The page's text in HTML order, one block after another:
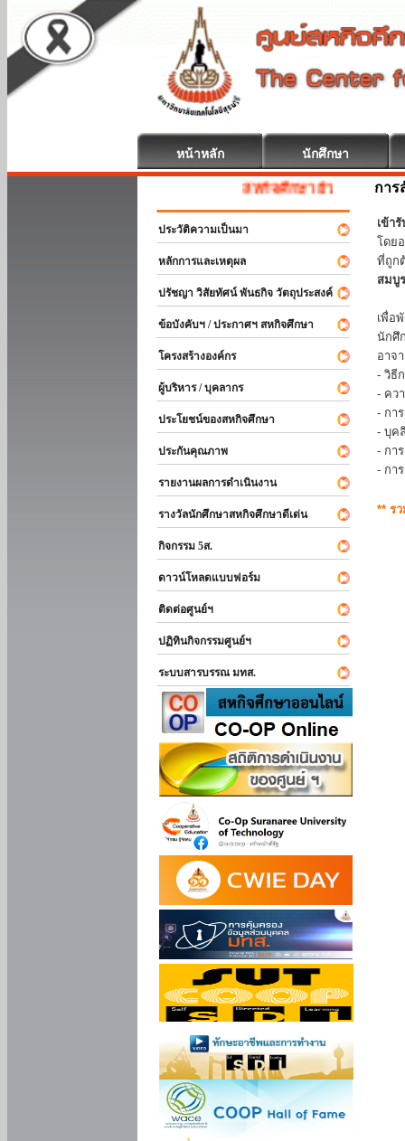
หน้าหลัก นักศึกษา
สหกิจศึกษา ยินดีต้อนรับ
ประวัติความเป็นมา
หลักการและเหตุผล
ปรัชญา วิสัยทัศน์ พันธกิจ วัตถุประสงค์
ข้อบังคับฯ / ประกาศฯ สหกิจศึกษา
โครงสร้างองค์กร
ผู้บริหาร / บุคลากร
ประโยชน์ของสหกิจศึกษา
ประกันคุณภาพ
รายงานผลการดำเนินงาน
รางวัลนักศึกษาสหกิจศึกษาดีเด่น
กิจกรรม 5ส.
ดาวน์โหลดแบบฟอร์ม
ติดต่อศูนย์ฯ
ปฏิทินกิจกรรมศูนย์ฯ
ระบบสารบรรณ มทส.
การ
เข้า
โดย
ที่ถูก
สมบู
เพื่อ
นักศึ
อาจ
- วิธี
- คว
- กา
- บุค
- กา
- กา
** ร